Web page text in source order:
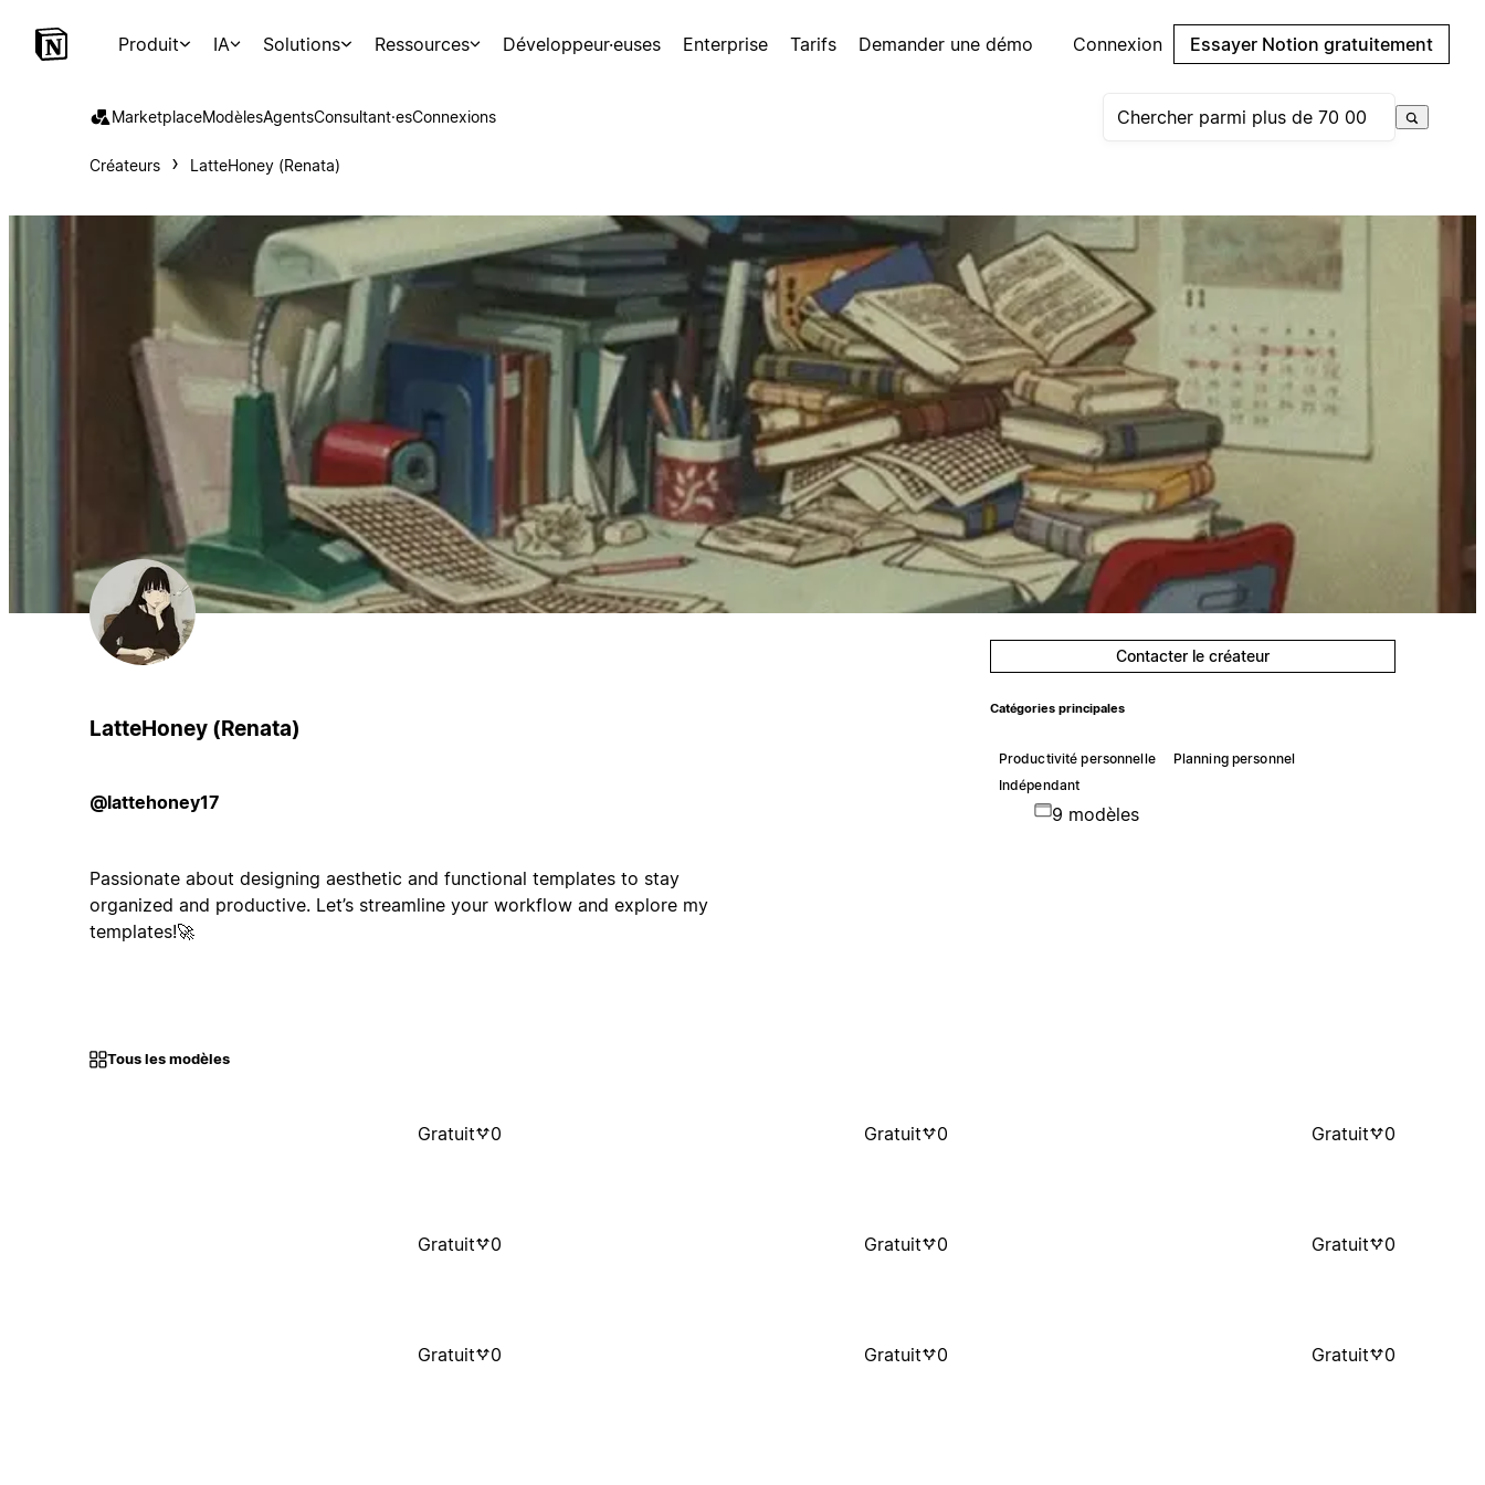
Produit IA Solutions Ressources Développeur·euses Enterprise Tarifs Demander une démo Connexion Essayer Notion gratuitement
MarketplaceModèlesAgentsConsultant·esConnexions
Créateurs LatteHoney (Renata)
LatteHoney (Renata)
@lattehoney17
Passionate about designing aesthetic and functional templates to stay
organized and productive. Let’s streamline your workflow and explore my
templates!🚀
Contacter le créateur
Catégories principales
Productivité personnelle
Planning personnel
Indépendant
9 modèles
Tous les modèles
Gratuit 0 Gratuit 0 Gratuit 0
Gratuit 0 Gratuit 0 Gratuit 0
Gratuit 0 Gratuit 0 Gratuit 0